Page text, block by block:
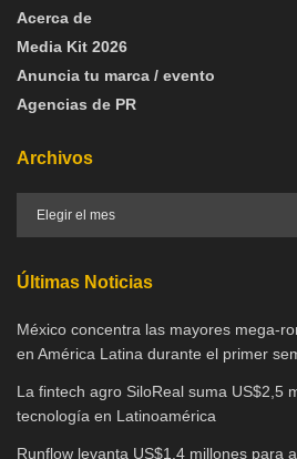
Acerca de
Media Kit 2026
Anuncia tu marca / evento
Agencias de PR
Archivos
Últimas Noticias
México concentra las mayores mega-
en América Latina durante el primer
La fintech agro SiloReal suma US$2,5
tecnología en Latinoamérica
Runflow levanta US$1.4 millones para